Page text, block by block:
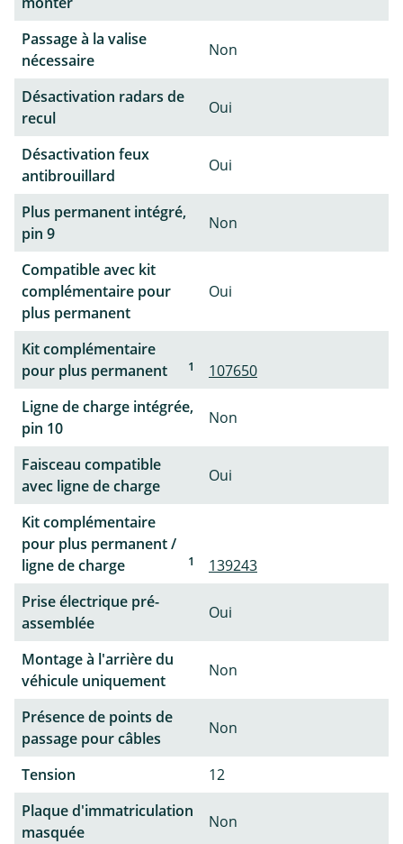
Passage à la valise
nécessaire
Non
Désactivation radars de
recul
Oui
Désactivation feux
antibrouillard
Oui
Plus permanent intégré,
pin 9
Non
Compatible avec kit
complémentaire pour
plus permanent
Oui
Kit complémentaire
pour plus permanent
1
107650
Ligne de charge intégrée,
pin 10
Non
Faisceau compatible
avec ligne de charge
Oui
Kit complémentaire
pour plus permanent /
ligne de charge
1
139243
Prise électrique pré-
assemblée
Oui
Montage à l'arrière du
véhicule uniquement
Non
Présence de points de
passage pour câbles
Non
Tension
12
Plaque d'immatriculation
masquée
Non